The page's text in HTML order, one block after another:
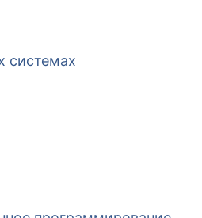
системах